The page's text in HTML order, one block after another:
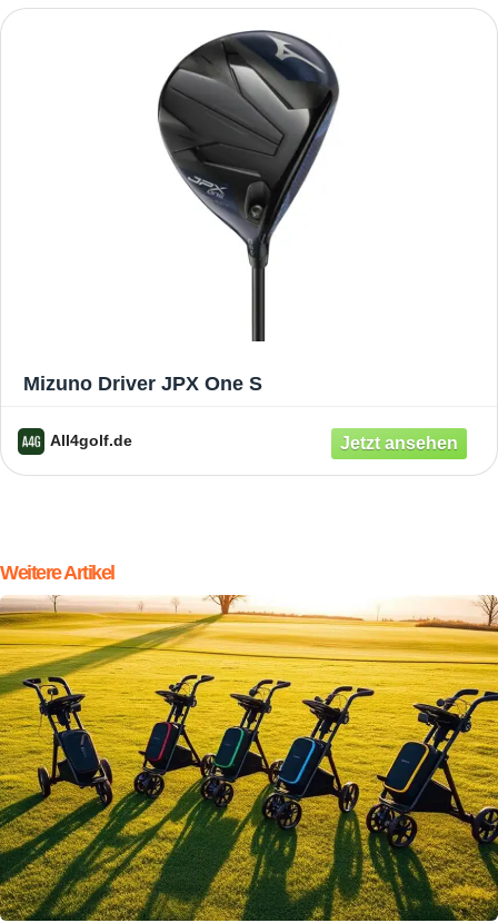
Mizuno Driver JPX One S
All4golf.de
Weitere Artikel